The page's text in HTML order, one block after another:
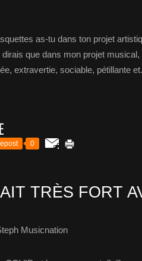
as-tu dans ton projet
que dans mon projet musical,
extravertie, sociable, pétillante
0
TRÈS FORT
Musicnation